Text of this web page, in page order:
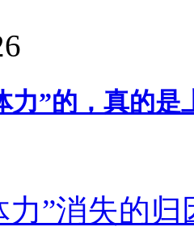
力”的，真的是
力”消失的